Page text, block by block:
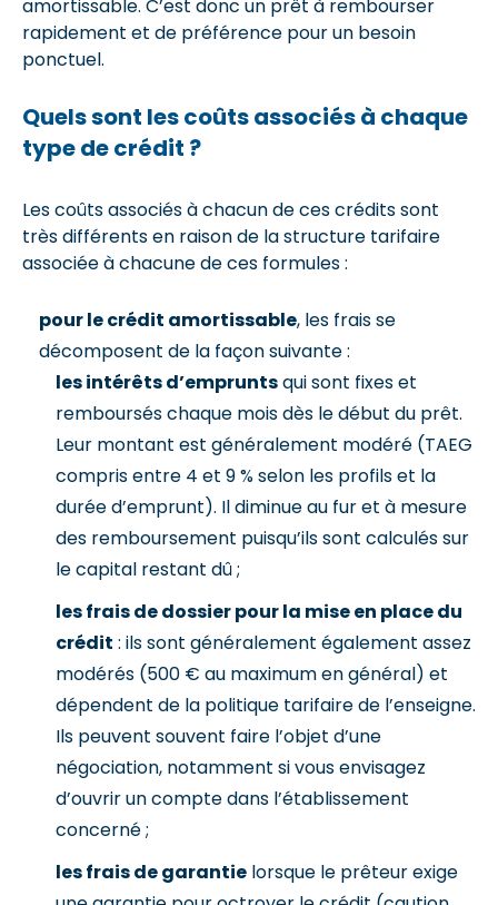
amortissable. C’est donc un prêt à rembourser
rapidement et de préférence pour un besoin
ponctuel.
Quels sont les coûts associés à chaque
type de crédit ?
Les coûts associés à chacun de ces crédits sont
très différents en raison de la structure tarifaire
associée à chacune de ces formules :
pour le crédit amortissable, les frais se
décomposent de la façon suivante :
les intérêts d’empruntsqui sont fixes et
remboursés chaque mois dès le début du prêt.
Leur montant est généralement modéré (TAEG
compris entre 4 et 9 % selon les profils et la
durée d’emprunt). Il diminue au fur et à mesure
des remboursement puisqu’ils sont calculés sur
le capital restant dû ;
les frais de dossier pour la mise en place du
crédit : ils sont généralement également assez
modérés (500 € au maximum en général) et
dépendent de la politique tarifaire de l’enseigne.
Ils peuvent souvent faire l’objet d’une
négociation, notamment si vous envisagez
d’ouvrir un compte dans l’établissement
concerné ;
les frais de garantie lorsque le prêteur exige